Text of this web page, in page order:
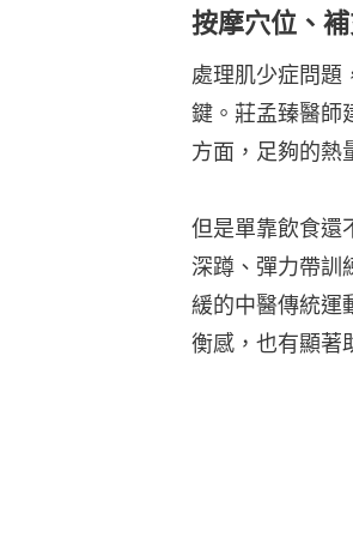
按摩穴位、
處理肌少症問題
鍵。莊孟臻醫師
方面，足夠的熱
但是單靠飲食還
深蹲、彈力帶訓
緩的中醫傳統運
衡感，也有顯著